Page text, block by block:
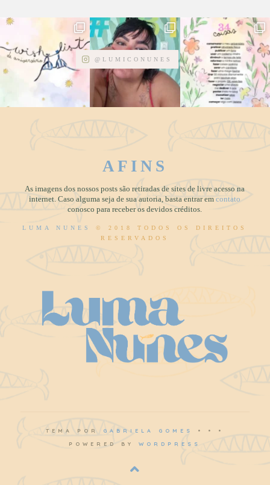
@LUMICONUNES
AFINS
As imagens dos nossos posts são retiradas de sites de livre acesso na
internet. Caso alguma seja de sua autoria, basta entrar emcontato
conosco para receber os devidos créditos.
LUMA NUNES
© 2018 TODOS OS DIREITOS
RESERVADOS
TEMA POR GABRIELA GOMES
• • •
POWERED BYWORDPRESS